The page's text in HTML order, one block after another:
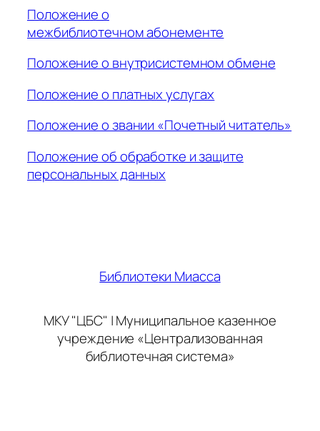
Положение о
межбиблиотечном абонементе
Положение о внутрисистемном обмене
Положение о платных услугах
Положение о звании «Почетный читатель»
Положение об обработке и защите
персональных данных
Библиотеки Миасса
МКУ "ЦБС" | Муниципальное казенное
учреждение «Централизованная
библиотечная система»